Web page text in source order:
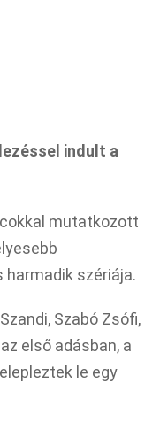
indult a
mutatkozott
harmadik szériája.
Szabó Zsófi,
első adásban, a
le egy